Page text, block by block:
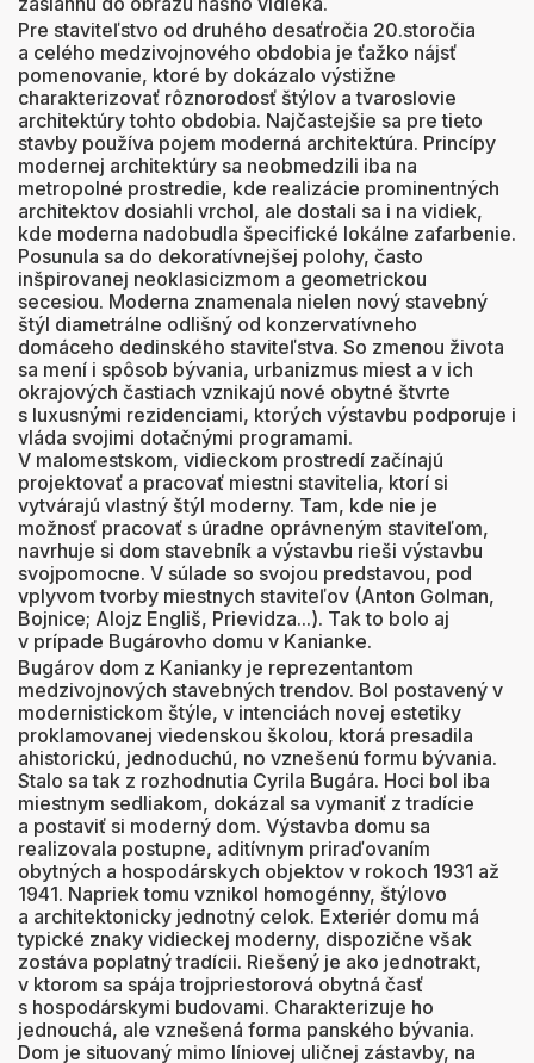
Pre staviteľstvo od druhého desaťročia 20.storočia
a celého medzivojnového obdobia je ťažko nájsť
pomenovanie, ktoré by dokázalo výstižne
charakterizovať rôznorodosť štýlov a tvaroslovie
architektúry tohto obdobia. Najčastejšie sa pre tieto
stavby používa pojem moderná architektúra. Princípy
modernej architektúry sa neobmedzili iba na
metropolné prostredie, kde realizácie prominentných
architektov dosiahli vrchol, ale dostali sa i na vidiek,
kde moderna nadobudla špecifické lokálne zafarbenie.
Posunula sa do dekoratívnejšej polohy, často
inšpirovanej neoklasicizmom a geometrickou
secesiou. Moderna znamenala nielen nový stavebný
štýl diametrálne odlišný od konzervatívneho
domáceho dedinského staviteľstva. So zmenou života
sa mení i spôsob bývania, urbanizmus miest a v ich
okrajových častiach vznikajú nové obytné štvrte
s luxusnými rezidenciami, ktorých výstavbu podporuje i
vláda svojimi dotačnými programami.
V malomestskom, vidieckom prostredí začínajú
projektovať a pracovať miestni stavitelia, ktorí si
vytvárajú vlastný štýl moderny. Tam, kde nie je
možnosť pracovať s úradne oprávneným staviteľom,
navrhuje si dom stavebník a výstavbu rieši výstavbu
svojpomocne. V súlade so svojou predstavou, pod
vplyvom tvorby miestnych staviteľov (Anton Golman,
Bojnice; Alojz Engliš, Prievidza...). Tak to bolo aj
v prípade Bugárovho domu v Kanianke.
Bugárov dom z Kanianky je reprezentantom
medzivojnových stavebných trendov. Bol postavený v
modernistickom štýle, v intenciách novej estetiky
proklamovanej viedenskou školou, ktorá presadila
ahistorickú, jednoduchú, no vznešenú formu bývania.
Stalo sa tak z rozhodnutia Cyrila Bugára. Hoci bol iba
miestnym sedliakom, dokázal sa vymaniť z tradície
a postaviť si moderný dom. Výstavba domu sa
realizovala postupne, aditívnym priraďovaním
obytných a hospodárskych objektov v rokoch 1931 až
1941. Napriek tomu vznikol homogénny, štýlovo
a architektonicky jednotný celok. Exteriér domu má
typické znaky vidieckej moderny, dispozične však
zostáva poplatný tradícii. Riešený je ako jednotrakt,
v ktorom sa spája trojpriestorová obytná časť
s hospodárskymi budovami. Charakterizuje ho
jednouchá, ale vznešená forma panského bývania.
Dom je situovaný mimo líniovej uličnej zástavby, na